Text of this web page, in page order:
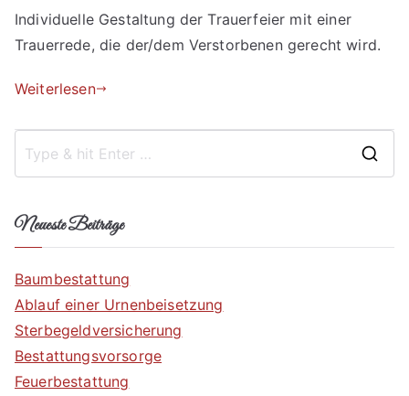
Individuelle Gestaltung der Trauerfeier mit einer
Trauerrede, die der/dem Verstorbenen gerecht wird.
Weiterlesen
Neueste Beiträge
Baumbestattung
Ablauf einer Urnenbeisetzung
Sterbegeldversicherung
Bestattungsvorsorge
Feuerbestattung